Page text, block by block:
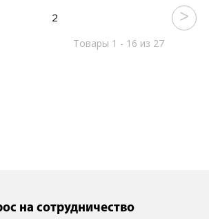
2
Товары 1 - 16 из 27
на сотрудничество